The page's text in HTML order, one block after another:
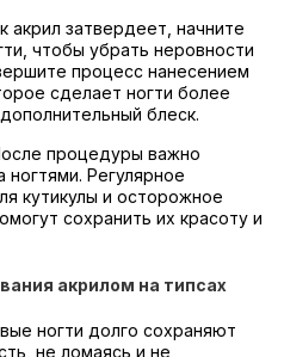
акрил затвердеет, начните
чтобы убрать неровности
процесс нанесением
сделает ногти более
блеск.
процедуры важно
ногтями. Регулярное
кутикулы и осторожное
сохранить их красоту и
акрилом на типсах
ногти долго сохраняют
не ломаясь и не